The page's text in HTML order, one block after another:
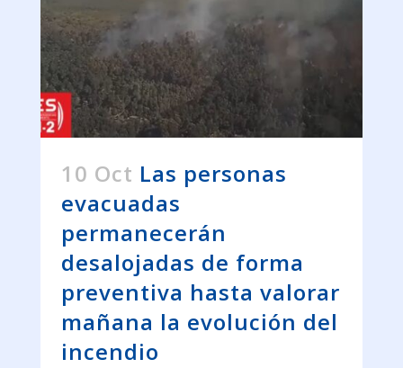
10 Oct Las personas
evacuadas
permanecerán
desalojadas de forma
preventiva hasta valorar
mañana la evolución del
incendio